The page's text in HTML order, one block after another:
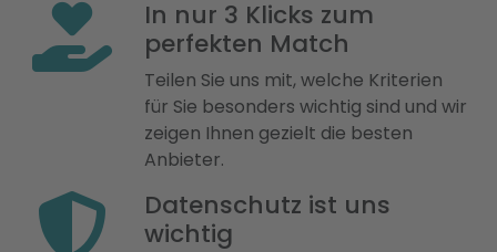
In nur 3 Klicks zum
perfekten Match
Teilen Sie uns mit, welche Kriterien
für Sie besonders wichtig sind und wir
zeigen Ihnen gezielt die besten
Anbieter.
Datenschutz ist uns
wichtig